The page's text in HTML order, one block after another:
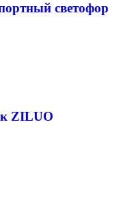
светофор
ZILUO